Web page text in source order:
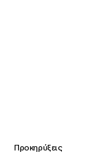
Προκηρύξεις